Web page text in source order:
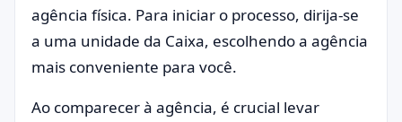
agência física. Para iniciar o processo, dirija-se
a uma unidade da Caixa, escolhendo a agência
mais conveniente para você.
Ao comparecer à agência, é crucial levar